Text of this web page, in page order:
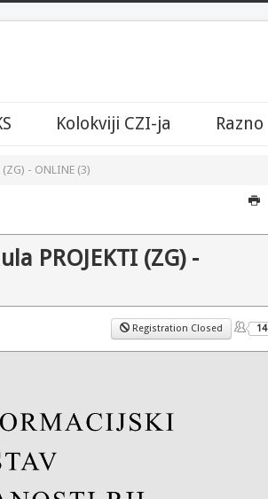
Kolokviji CZI-ja Razno
- ONLINE (3)
PROJEKTI (ZG) -
Registration Closed 14